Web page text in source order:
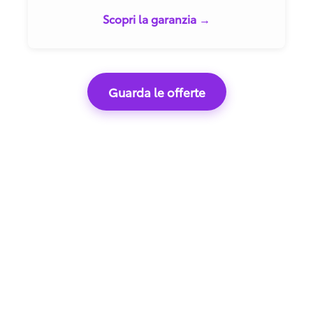
Scopri la garanzia →
Guarda le offerte